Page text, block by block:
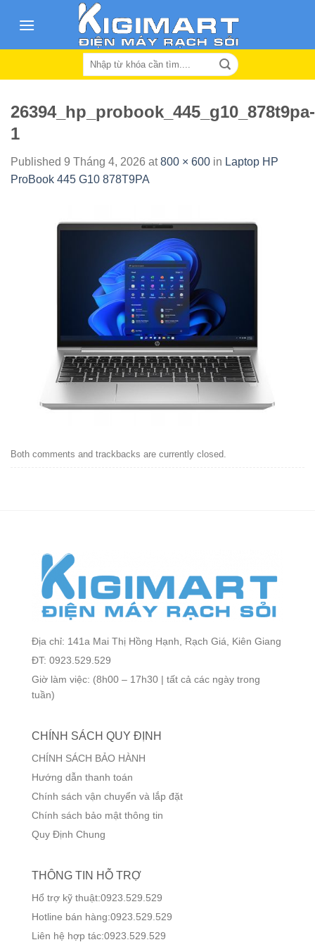
Search
26394_hp_probook_445_g10_878t9pa-
1
Published 9 Tháng 4, 2026 at800 × 600 in Laptop HP
ProBook 445 G10 878T9PA
Both comments and trackbacks are currently closed.
Địa chỉ: 141a Mai Thị Hồng Hạnh, Rạch Giá, Kiên Giang
ĐT: 0923.529.529
Giờ làm việc: (8h00 – 17h30 | tất cả các ngày trong
tuần)
CHÍNH SÁCH QUY ĐỊNH
CHÍNH SÁCH BẢO HÀNH
Hướng dẫn thanh toán
Chính sách vận chuyển và lắp đặt
Chính sách bảo mật thông tin
Quy Định Chung
THÔNG TIN HỖ TRỢ
Hổ trợ kỹ thuật:0923.529.529
Hotline bán hàng:0923.529.529
Liên hệ hợp tác:0923.529.529